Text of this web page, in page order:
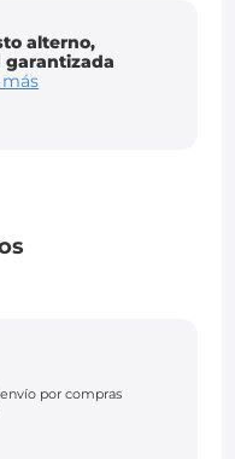
alterno,
garantizada
por compras